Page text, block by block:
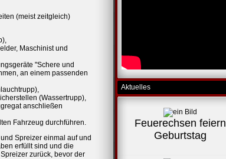
(meist zeitgleich)
Maschinist und
"Schere und
an einem passenden
(Wassertrupp),
anschließen
Fahrzeug durchführen.
Spreizer einmal auf und
erfüllt sind und die
zurück, bevor der
Aktuelles
Feuerechsen feiern
Geburtstag